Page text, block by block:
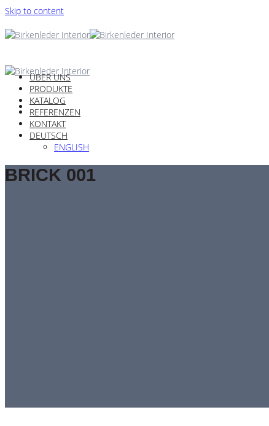
Skip to content
ÜBER UNS
PRODUKTE
KATALOG
REFERENZEN
KONTAKT
DEUTSCH
ENGLISH
BRICK 001